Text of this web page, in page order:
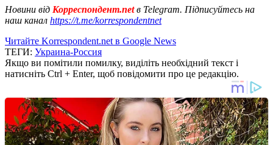
Новини від Корреспондент.netв Telegram. Підписуйтесь на
наш канал https://t.me/korrespondentnet
Читайте Korrespondent.net в Google News
ТЕГИ: Украина-Россия
Якщо ви помітили помилку, виділіть необхідний текст і
натисніть Ctrl + Enter, щоб повідомити про це редакцію.